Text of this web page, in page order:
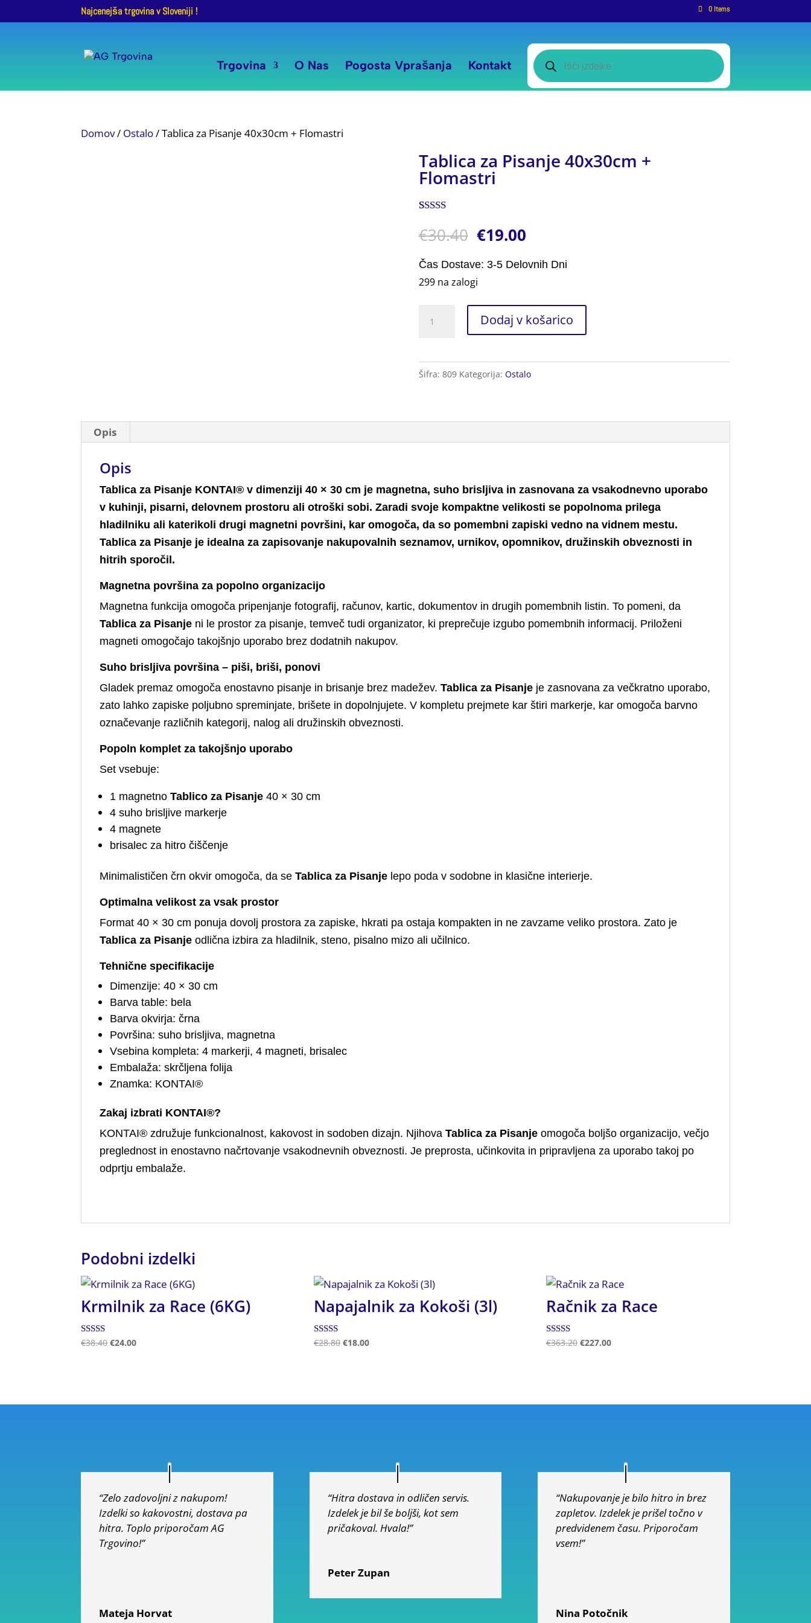
Najcenejša trgovina v Sloveniji ! 0 Items
Trgovina O Nas Pogosta Vprašanja Kontakt
Products
search
Domov/ Ostalo/ Tablica za Pisanje 40x30cm + Flomastri
Tablica za Pisanje 40x30cm +
Flomastri
5.00od 5 na
podlagi
stranke
€30.40 €19.00
Čas Dostave: 3-5 Delovnih Dni
299 na zalogi
40x30cm
+
Dodaj v košarico
Šifra: 809 Kategorija: Ostalo
Opis
Opis
Tablica za Pisanje KONTAI® v dimenziji 40 × 30 cm je magnetna, suho brisljiva in zasnovana za vsakodnevno uporabo
v kuhinji, pisarni, delovnem prostoru ali otroški sobi. Zaradi svoje kompaktne velikosti se popolnoma prilega
hladilniku ali katerikoli drugi magnetni površini, kar omogoča, da so pomembni zapiski vedno na vidnem mestu.
Tablica za Pisanje je idealna za zapisovanje nakupovalnih seznamov, urnikov, opomnikov, družinskih obveznosti in
hitrih sporočil.
Magnetna površina za popolno organizacijo
Magnetna funkcija omogoča pripenjanje fotografij, računov, kartic, dokumentov in drugih pomembnih listin. To pomeni, da
Tablica za Pisanje ni le prostor za pisanje, temveč tudi organizator, ki preprečuje izgubo pomembnih informacij. Priloženi
magneti omogočajo takojšnjo uporabo brez dodatnih nakupov.
Suho brisljiva površina – piši, briši, ponovi
Gladek premaz omogoča enostavno pisanje in brisanje brez madežev.Tablica za Pisanje je zasnovana za večkratno uporabo,
zato lahko zapiske poljubno spreminjate, brišete in dopolnjujete. V kompletu prejmete kar štiri markerje, kar omogoča barvno
označevanje različnih kategorij, nalog ali družinskih obveznosti.
Popoln komplet za takojšnjo uporabo
Set vsebuje:
1 magnetnoTablico za Pisanje 40 × 30 cm
4 suho brisljive markerje
4 magnete
brisalec za hitro čiščenje
Minimalističen črn okvir omogoča, da seTablica za Pisanje lepo poda v sodobne in klasične interierje.
Optimalna velikost za vsak prostor
Format 40 × 30 cm ponuja dovolj prostora za zapiske, hkrati pa ostaja kompakten in ne zavzame veliko prostora. Zato je
Tablica za Pisanje odlična izbira za hladilnik, steno, pisalno mizo ali učilnico.
Tehnične specifikacije
Dimenzije: 40 × 30 cm
Barva table: bela
Barva okvirja: črna
Površina: suho brisljiva, magnetna
Vsebina kompleta: 4 markerji, 4 magneti, brisalec
Embalaža: skrčljena folija
Znamka: KONTAI®
Zakaj izbrati KONTAI®?
KONTAI® združuje funkcionalnost, kakovost in sodoben dizajn. NjihovaTablica za Pisanje omogoča boljšo organizacijo, večjo
preglednost in enostavno načrtovanje vsakodnevnih obveznosti. Je preprosta, učinkovita in pripravljena za uporabo takoj po
odprtju embalaže.
Podobni izdelki
Krmilnik za Race (6KG)
Ocenjeno
€38.40 €24.00
Napajalnik za Kokoši (3l)
Ocenjeno
€28.80 €18.00
Račnik za Race
Ocenjeno
€363.20 €227.00
“Zelo zadovoljni z nakupom!
Izdelki so kakovostni, dostava pa
hitra. Toplo priporočam AG
Trgovino!”
Mateja Horvat
“Hitra dostava in odličen servis.
Izdelek je bil še boljši, kot sem
pričakoval. Hvala!”
Peter Zupan
“Nakupovanje je bilo hitro in brez
zapletov. Izdelek je prišel točno v
predvidenem času. Priporočam
vsem!”
Nina Potočnik